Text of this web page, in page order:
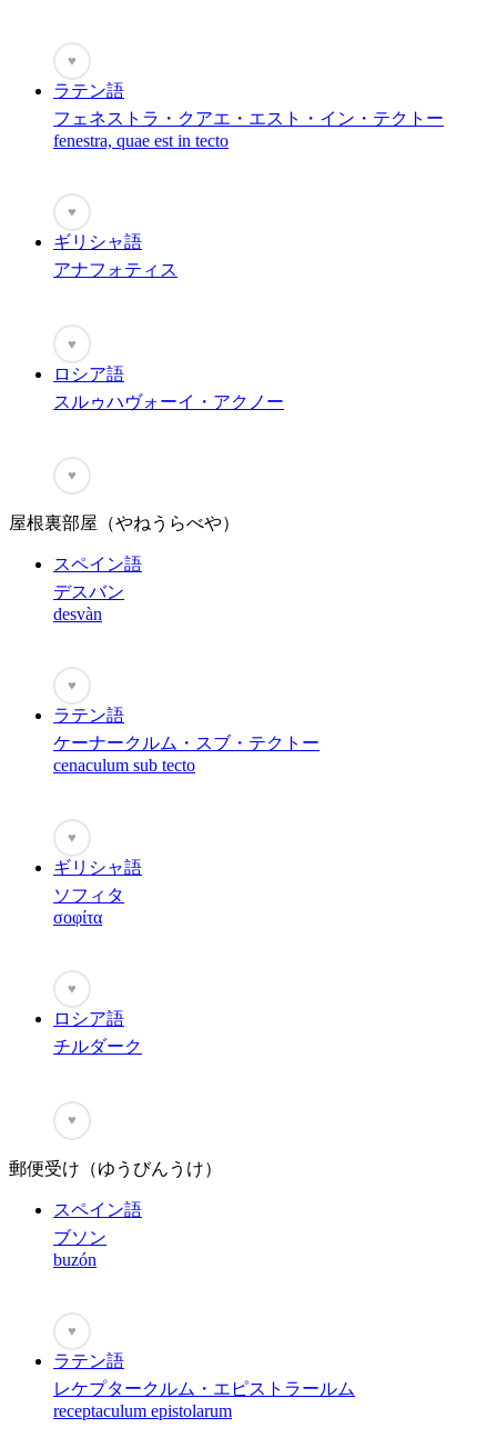
♥
ラテン語
フェネストラ・クアエ・エスト・イン・テクトー
fenestra, quae est in tecto
♥
ギリシャ語
アナフォティス
♥
ロシア語
スルゥハヴォーイ・アクノー
♥
屋根裏部屋（やねうらべや）
スペイン語
デスバン
desvàn
♥
ラテン語
ケーナークルム・スブ・テクトー
cenaculum sub tecto
♥
ギリシャ語
ソフィタ
σοφίτα
♥
ロシア語
チルダーク
♥
郵便受け（ゆうびんうけ）
スペイン語
ブソン
buzón
♥
ラテン語
レケプタークルム・エピストラールム
receptaculum epistolarum